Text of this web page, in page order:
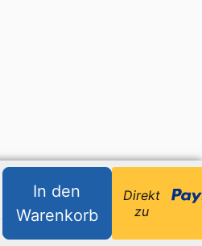
In den
Warenkorb
Direkt
zu